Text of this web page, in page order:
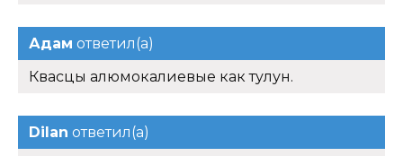
Адам ответил(а)
Квасцы алюмокалиевые как тулун.
Dilan ответил(а)